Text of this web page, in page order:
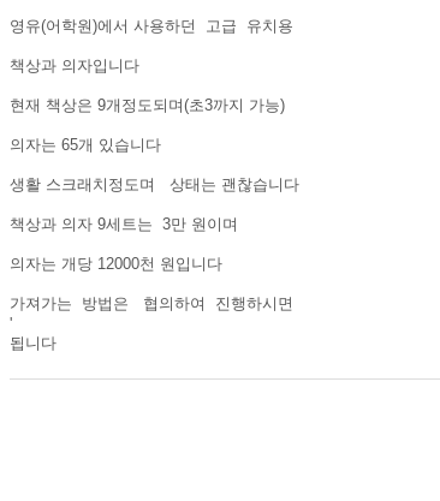
영유(어학원)에서 사용하던 고급 유치용
책상과 의자입니다
현재 책상은 9개정도되며(초3까지 가능)
의자는 65개 있습니다
생활 스크래치정도며 상태는 괜찮습니다
책상과 의자 9세트는 3만 원이며
의자는 개당 12000천 원입니다
가져가는 방법은 협의하여 진행하시면
'
됩니다